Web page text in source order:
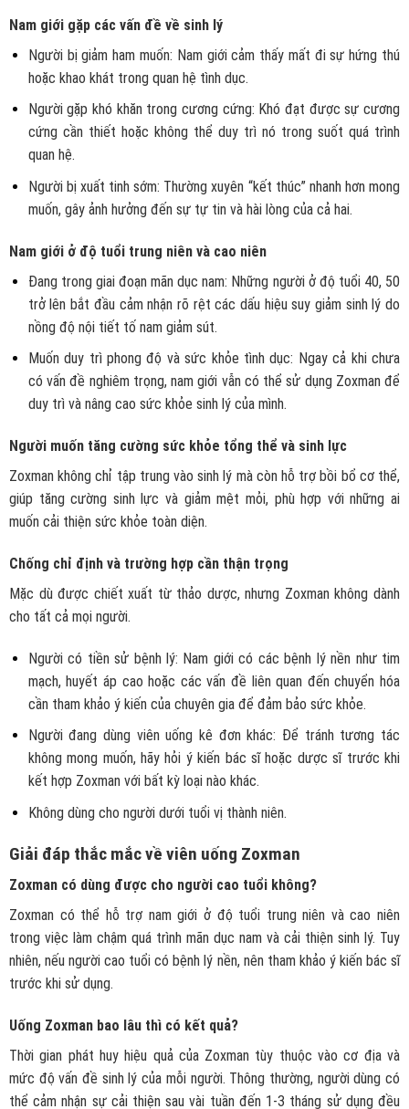
Nam giới gặp các vấn đề về sinh lý
Người bị giảm ham muốn: Nam giới cảm thấy mất đi sự hứng thú
hoặc khao khát trong quan hệ tình dục.
Người gặp khó khăn trong cương cứng: Khó đạt được sự cương
cứng cần thiết hoặc không thể duy trì nó trong suốt quá trình
quan hệ.
Người bị xuất tinh sớm: Thường xuyên “kết thúc” nhanh hơn mong
muốn, gây ảnh hưởng đến sự tự tin và hài lòng của cả hai.
Nam giới ở độ tuổi trung niên và cao niên
Đang trong giai đoạn mãn dục nam: Những người ở độ tuổi 40, 50
trở lên bắt đầu cảm nhận rõ rệt các dấu hiệu suy giảm sinh lý do
nồng độ nội tiết tố nam giảm sút.
Muốn duy trì phong độ và sức khỏe tình dục: Ngay cả khi chưa
có vấn đề nghiêm trọng, nam giới vẫn có thể sử dụng Zoxman để
duy trì và nâng cao sức khỏe sinh lý của mình.
Người muốn tăng cường sức khỏe tổng thể và sinh lực
Zoxman không chỉ tập trung vào sinh lý mà còn hỗ trợ bồi bổ cơ thể,
giúp tăng cường sinh lực và giảm mệt mỏi, phù hợp với những ai
muốn cải thiện sức khỏe toàn diện.
Chống chỉ định và trường hợp cần thận trọng
Mặc dù được chiết xuất từ thảo dược, nhưng Zoxman không dành
cho tất cả mọi người.
Người có tiền sử bệnh lý: Nam giới có các bệnh lý nền như tim
mạch, huyết áp cao hoặc các vấn đề liên quan đến chuyển hóa
cần tham khảo ý kiến của chuyên gia để đảm bảo sức khỏe.
Người đang dùng viên uống kê đơn khác: Để tránh tương tác
không mong muốn, hãy hỏi ý kiến bác sĩ hoặc dược sĩ trước khi
kết hợp Zoxman với bất kỳ loại nào khác.
Không dùng cho người dưới tuổi vị thành niên.
Giải đáp thắc mắc về viên uống Zoxman
Zoxman có dùng được cho người cao tuổi không?
Zoxman có thể hỗ trợ nam giới ở độ tuổi trung niên và cao niên
trong việc làm chậm quá trình mãn dục nam và cải thiện sinh lý. Tuy
nhiên, nếu người cao tuổi có bệnh lý nền, nên tham khảo ý kiến bác sĩ
trước khi sử dụng.
Uống Zoxman bao lâu thì có kết quả?
Thời gian phát huy hiệu quả của Zoxman tùy thuộc vào cơ địa và
mức độ vấn đề sinh lý của mỗi người. Thông thường, người dùng có
thể cảm nhận sự cải thiện sau vài tuần đến 1-3 tháng sử dụng đều